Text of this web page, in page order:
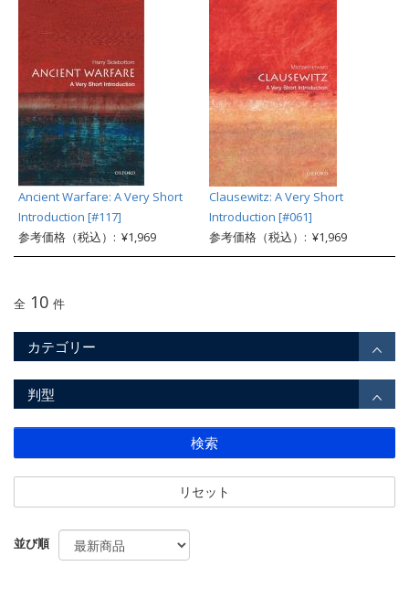
Ancient Warfare: A Very Short
Introduction [#117]
参考価格（税込）: ¥1,969
Clausewitz: A Very Short
Introduction [#061]
参考価格（税込）: ¥1,969
全 10 件
カテゴリー
判型
検索
リセット
並び順